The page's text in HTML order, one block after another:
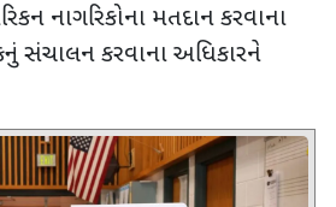
નાગરિકોના મતદાન કરવાના
સંચાલન કરવાના અધિકારને